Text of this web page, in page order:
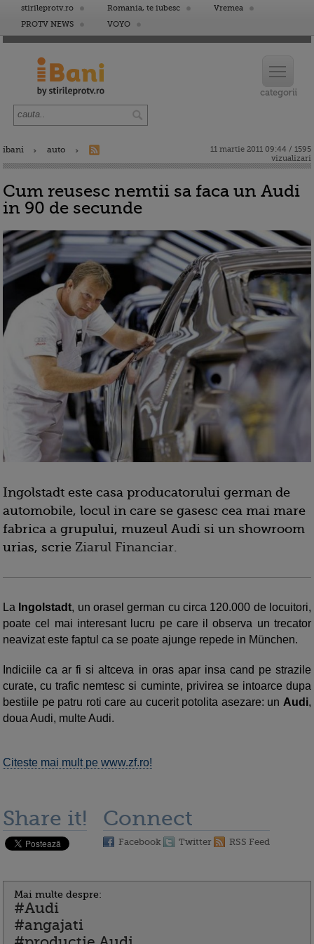
stirileprotv.ro Romania, te iubesc
Vremea
PROTV NEWS
VOYO
ibani auto
11 martie 2011 09:44 / 1595
vizualizari
Cum reusesc nemtii sa faca un Audi
in 90 de secunde
Ingolstadt este casa producatorului german de
automobile, locul in care se gasesc cea mai mare
fabrica a grupului, muzeul Audi si un showroom
urias, scrie Ziarul Financiar.
La Ingolstadt, un orasel german cu circa 120.000 de locuitori,
poate cel mai interesant lucru pe care il observa un trecator
neavizat este faptul ca se poate ajunge repede in München.
Indiciile ca ar fi si altceva in oras apar insa cand pe strazile
curate, cu trafic nemtesc si cuminte, privirea se intoarce dupa
bestiile pe patru roti care au cucerit potolita ase­za­re: un Audi,
doua Audi, multe Audi.
Citeste mai mult pe www.zf.ro!
Share it! Connect
Facebook Twitter RSS Feed
Mai multe despre:
#Audi
#angajati